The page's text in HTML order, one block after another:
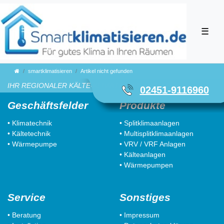
☰
smartklimatisieren Artikel nicht gefunden
02451-9116960
IHR REGIONALER KÄLTE-KLIMA FACHBETRIEB
Geschäftsfelder
• Klimatechnik
• Kältetechnik
• Wärmepumpe
Produkte
• Splitklimaanlagen
• Multisplitklimaanlagen
• VRV / VRF Anlagen
• Kälteanlagen
• Wärmepumpen
Service
• Beratung
Sonstiges
• Impressum